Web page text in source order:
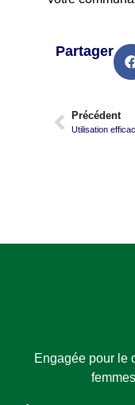
Partager
Précédent
Engagée pour le